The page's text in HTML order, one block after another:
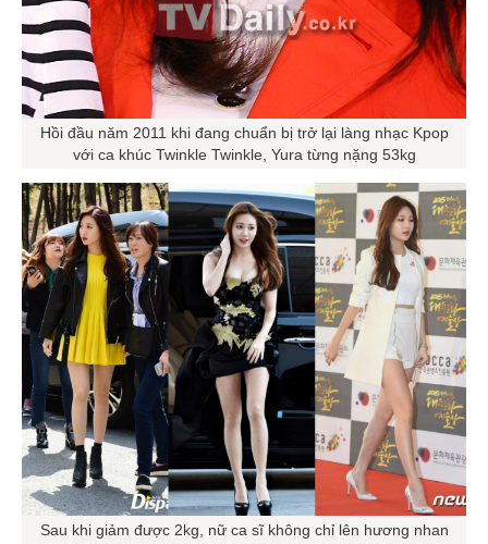
Hồi đầu năm 2011 khi đang chuẩn bị trở lại làng nhạc Kpop
với ca khúc Twinkle Twinkle, Yura từng nặng 53kg
Sau khi giảm được 2kg, nữ ca sĩ không chỉ lên hương nhan